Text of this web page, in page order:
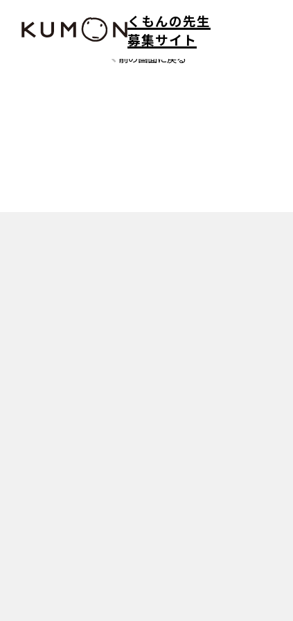
くもんの先生
募集サイト
前の画面に戻る